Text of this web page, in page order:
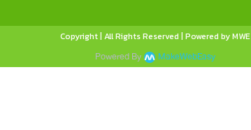
Copyright | All Rights Reserved | Powered by MWE
Powered By MakeWebEasy